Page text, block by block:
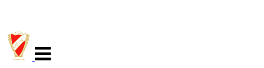
navigasjon